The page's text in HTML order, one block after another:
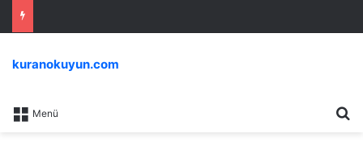
Menü
kuranokuyun.com